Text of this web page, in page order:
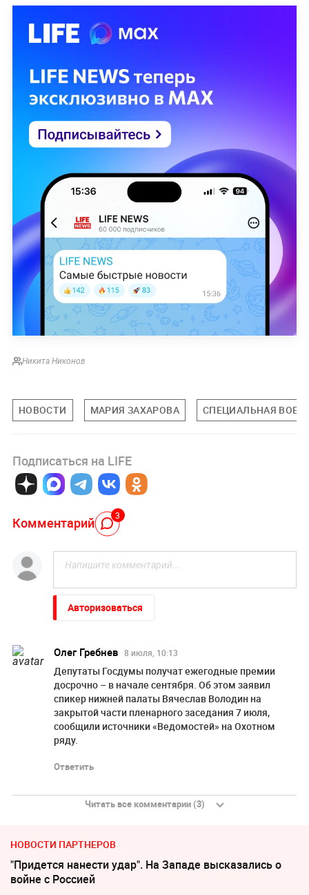
Никита Никонов
НОВОСТИ МАРИЯ ЗАХАРОВА СПЕЦИАЛЬНАЯ
Подписаться на LIFE
Комментарий 3
Авторизоваться
Олег Гребнев 8 июля, 10:13
Депутаты Госдумы получат ежегодные премии
досрочно – в начале сентября. Об этом заявил
спикер нижней палаты Вячеслав Володин на
закрытой части пленарного заседания 7 июля,
сообщили источники «Ведомостей» на Охотном
ряду.
Ответить
Читать все комментарии (3)
НОВОСТИ ПАРТНЕРОВ
"Придется нанести удар". На Западе высказались о
войне с Россией